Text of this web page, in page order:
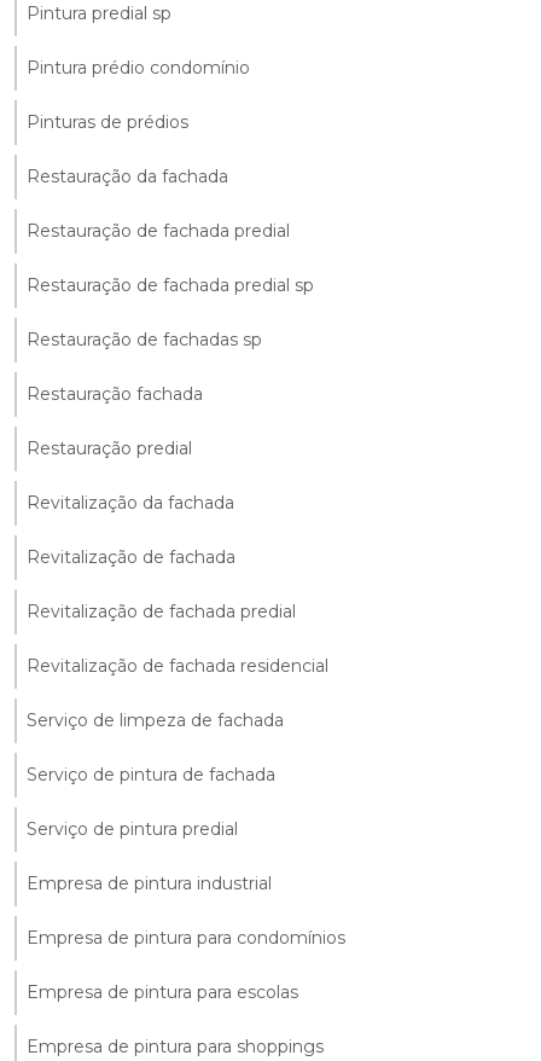
Pintura predial sp
Pintura prédio condomínio
Pinturas de prédios
Restauração da fachada
Restauração de fachada predial
Restauração de fachada predial sp
Restauração de fachadas sp
Restauração fachada
Restauração predial
Revitalização da fachada
Revitalização de fachada
Revitalização de fachada predial
Revitalização de fachada residencial
Serviço de limpeza de fachada
Serviço de pintura de fachada
Serviço de pintura predial
Empresa de pintura industrial
Empresa de pintura para condomínios
Empresa de pintura para escolas
Empresa de pintura para shoppings